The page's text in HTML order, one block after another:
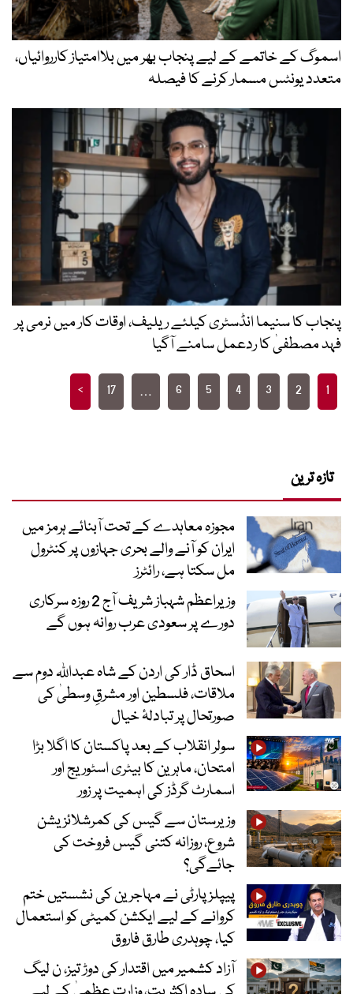
اسموگ کے خاتمے کے لیے پنجاب بھر میں بلاامتیاز کارروائیاں،
متعدد یونٹس مسمار کرنے کا فیصلہ
پنجاب کا سنیما انڈسٹری کیلئے ریلیف، اوقات کار میں نرمی پر
فہد مصطفیٰ کا ردعمل سامنے آگیا
Posts
pagination
1
2
3
4
5
6
…
17
>
تازہ ترین
مجوزہ معاہدے کے تحت آبنائے ہرمز میں
ایران کو آنے والے بحری جہازوں پر کنٹرول
مل سکتا ہے، رائٹرز
وزیراعظم شہباز شریف آج 2 روزہ سرکاری
دورے پر سعودی عرب روانہ ہوں گے
اسحاق ڈار کی اردن کے شاہ عبداللہ دوم سے
ملاقات، فلسطین اور مشرقِ وسطیٰ کی
صورتحال پر تبادلۂ خیال
سولر انقلاب کے بعد پاکستان کا اگلا بڑا
امتحان، ماہرین کا بیٹری اسٹوریج اور
اسمارٹ گرڈز کی اہمیت پر زور
وزیرستان سے گیس کی کمرشلائزیشن
شروع، روزانہ کتنی گیس فروخت کی
جائےگی؟
پیپلز پارٹی نے مہاجرین کی نشستیں ختم
کروانے کے لیے ایکشن کمیٹی کو استعمال
کیا، چوہدری طارق فاروق
آزاد کشمیر میں اقتدار کی دوڑ تیز، ن لیگ